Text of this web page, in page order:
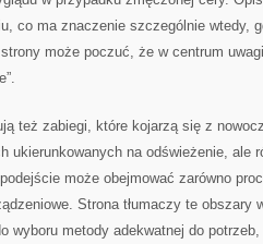
co ma znaczenie szczególnie wtedy,
może poczuć, że w centrum
też zabiegi, które kojarzą się z
ukierunkowanych na odświeżenie, ale
może obejmować zarówno
Strona tłumaczy te obszary
wyboru metody adekwatnej do